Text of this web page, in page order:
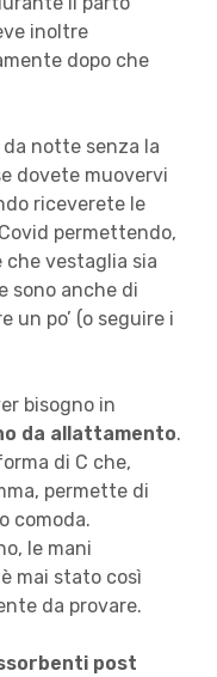
inoltre
dopo che
notte senza la
dovete muovervi
riceverete le
permettendo,
che vestaglia sia
sono anche di
un po’ (o seguire i
bisogno in
da allattamento.
di C che,
permette di
comoda.
le mani
mai stato così
da provare.
post